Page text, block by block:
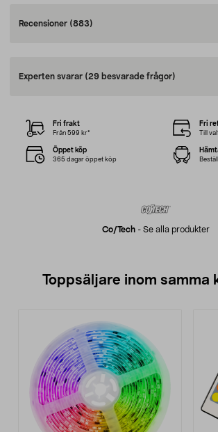
Recensioner (883)
Experten svarar (29 besvarade frågor)
Co/tech- Se alla produkter
Fri frakt
Från 599 kr*
Fri
Till
Öppet köp
365 dagar öppet köp
Toppsäljare inom samma